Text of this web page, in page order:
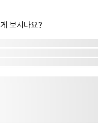
보시나요?